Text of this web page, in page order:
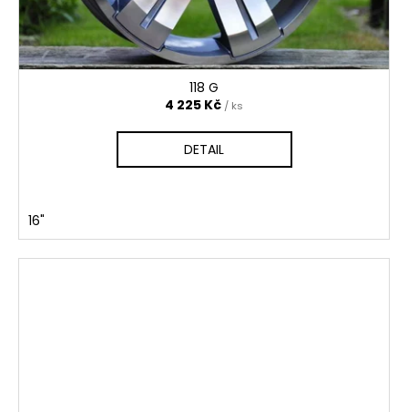
118 G
4 225 Kč / ks
DETAIL
16"